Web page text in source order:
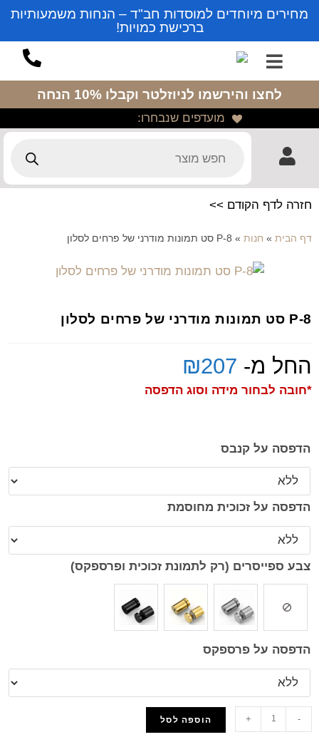
מחירים מיוחדים למוסדות חב"ד – הנחות משמעותיות
ברכישת כמויות!
לחצו והירשמו לניוזלטר וקבלו 10% הנחה
מועדפים שנבחרו:
חזרה לדף הקודם >>
דף הבית » חנות » P-8 סט תמונות מודרני של פרחים לסלון
P-8 סט תמונות מודרני של פרחים לסלון
החל מ- ₪207
*חובה לבחור מידה וסוג הדפסה
הדפסה על קנבס
הדפסה על זכוכית מחוסמת
צבע ספייסרים (רק לתמונת זכוכית ופרספקס)
הדפסה על פרספקס
-
+ הוספה לסל